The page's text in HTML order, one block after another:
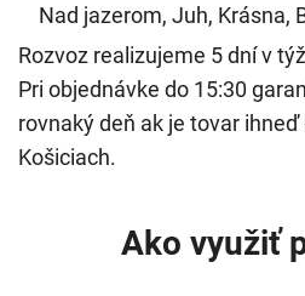
Nad jazerom, Juh, Krásna,
Rozvoz realizujeme 5 dní v
Pri objednávke do 15:30
rovnaký deň ak je tovar
Košiciach.
Ako využiť